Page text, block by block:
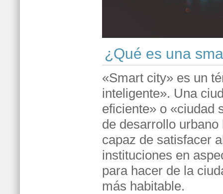
¿Qué es una
«Smart city» es un
inteligente». Una
eficiente» o «ciudad
de desarrollo
capaz de satisfacer
instituciones en
para hacer de la
más habitable.